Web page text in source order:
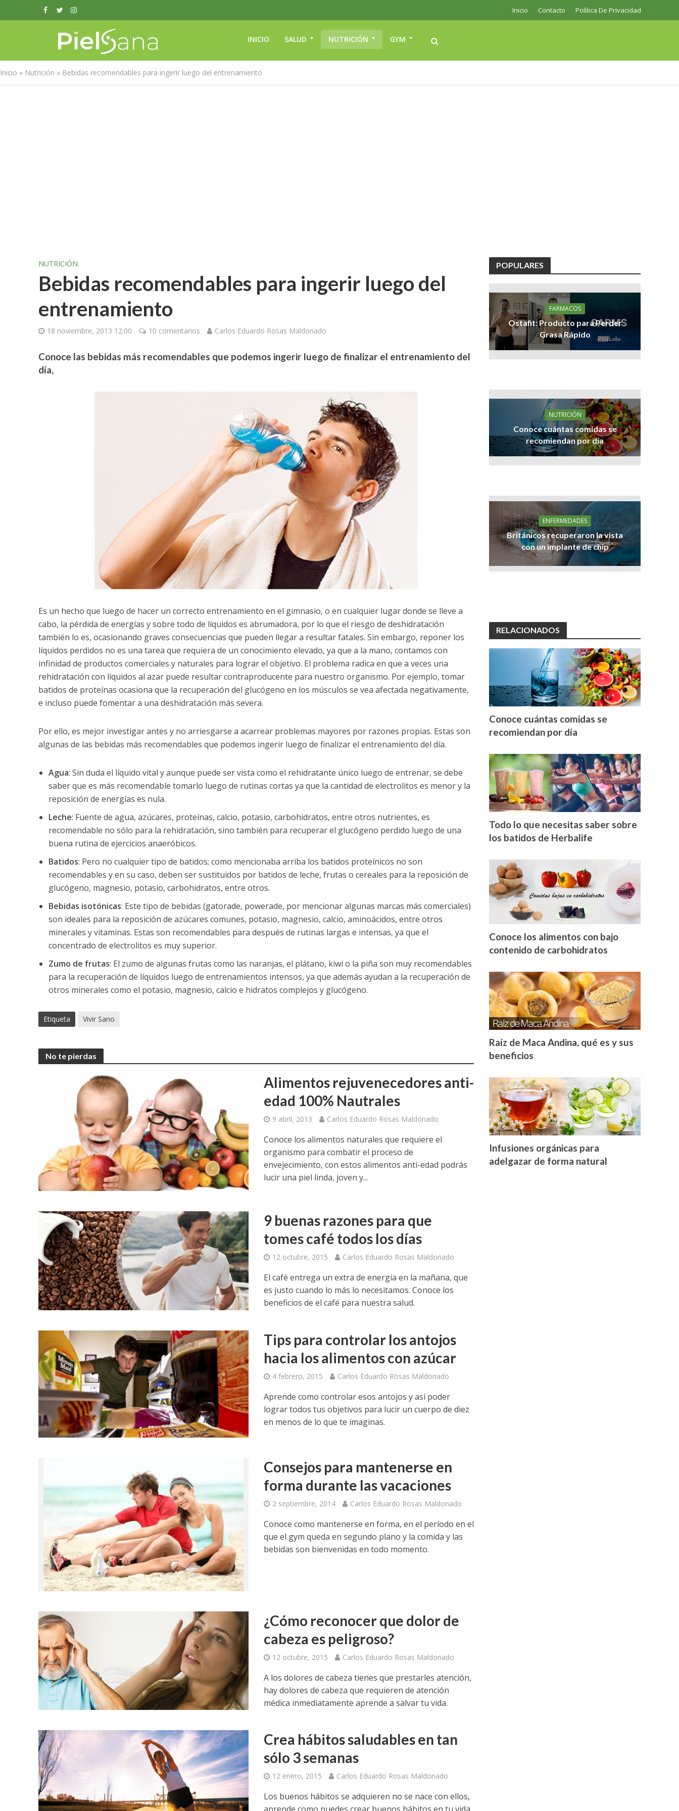
Inicio Contacto Política De Privacidad
INICIO SALUD NUTRICIÓN GYM
Inicio » Nutrición » Bebidas recomendables para ingerir luego del entrenamiento
NUTRICIÓN
Bebidas recomendables para ingerir luego del
entrenamiento
18 noviembre, 2013 12:00 10 comentarios Carlos Eduardo Rosas Maldonado
Conoce las bebidas más recomendables que podemos ingerir luego de finalizar el entrenamiento del
día,
Es un hecho que luego de hacer un correcto entrenamiento en el gimnasio, o en cualquier lugar donde se lleve a
cabo, la pérdida de energías y sobre todo de líquidos es abrumadora, por lo que el riesgo de deshidratación
también lo es, ocasionando graves consecuencias que pueden llegar a resultar fatales. Sin embargo, reponer los
líquidos perdidos no es una tarea que requiera de un conocimiento elevado, ya que a la mano, contamos con
infinidad de productos comerciales y naturales para lograr el objetivo. El problema radica en que a veces una
rehidratación con líquidos al azar puede resultar contraproducente para nuestro organismo. Por ejemplo, tomar
batidos de proteínas ocasiona que la recuperación del glucógeno en los músculos se vea afectada negativamente,
e incluso puede fomentar a una deshidratación más severa.
Por ello, es mejor investigar antes y no arriesgarse a acarrear problemas mayores por razones propias. Estas son
algunas de las bebidas más recomendables que podemos ingerir luego de finalizar el entrenamiento del día.
Agua: Sin duda el líquido vital y aunque puede ser vista como el rehidratante único luego de entrenar, se debe
saber que es más recomendable tomarlo luego de rutinas cortas ya que la cantidad de electrolitos es menor y la
reposición de energías es nula.
Leche: Fuente de agua, azúcares, proteínas, calcio, potasio, carbohidratos, entre otros nutrientes, es
recomendable no sólo para la rehidratación, sino también para recuperar el glucógeno perdido luego de una
buena rutina de ejercicios anaeróbicos.
Batidos: Pero no cualquier tipo de batidos; como mencionaba arriba los batidos proteínicos no son
recomendables y en su caso, deben ser sustituidos por batidos de leche, frutas o cereales para la reposición de
glucógeno, magnesio, potasio, carbohidratos, entre otros.
Bebidas isotónicas: Este tipo de bebidas (gatorade, powerade, por mencionar algunas marcas más comerciales)
son ideales para la reposición de azúcares comunes, potasio, magnesio, calcio, aminoácidos, entre otros
minerales y vitaminas. Estas son recomendables para después de rutinas largas e intensas, ya que el
concentrado de electrolitos es muy superior.
Zumo de frutas: El zumo de algunas frutas como las naranjas, el plátano, kiwi o la piña son muy recomendables
para la recuperación de líquidos luego de entrenamientos intensos, ya que además ayudan a la recuperación de
otros minerales como el potasio, magnesio, calcio e hidratos complejos y glucógeno.
Etiqueta Vivir Sano
No te pierdas
Alimentos rejuvenecedores anti-
edad 100% Nautrales
9 abril, 2013 Carlos Eduardo Rosas Maldonado
Conoce los alimentos naturales que requiere el
organismo para combatir el proceso de
envejecimiento, con estos alimentos anti-edad podrás
lucir una piel linda, joven y...
9 buenas razones para que
tomes café todos los días
12 octubre, 2015 Carlos Eduardo Rosas Maldonado
El café entrega un extra de energía en la mañana, que
es justo cuando lo más lo necesitamos. Conoce los
beneficios de el café para nuestra salud.
Tips para controlar los antojos
hacia los alimentos con azúcar
4 febrero, 2015 Carlos Eduardo Rosas Maldonado
Aprende como controlar esos antojos y así poder
lograr todos tus objetivos para lucir un cuerpo de diez
en menos de lo que te imaginas.
Consejos para mantenerse en
forma durante las vacaciones
2 septiembre, 2014 Carlos Eduardo Rosas Maldonado
Conoce como mantenerse en forma, en el período en el
que el gym queda en segundo plano y la comida y las
bebidas son bienvenidas en todo momento.
¿Cómo reconocer que dolor de
cabeza es peligroso?
12 octubre, 2015 Carlos Eduardo Rosas Maldonado
A los dolores de cabeza tienes que prestarles atención,
hay dolores de cabeza que requieren de atención
médica inmediatamente aprende a salvar tu vida.
Crea hábitos saludables en tan
sólo 3 semanas
12 enero, 2015 Carlos Eduardo Rosas Maldonado
Los buenos hábitos se adquieren no se nace con ellos,
POPULARES
FARMACOS
Ostafit: Producto para Perder
Grasa Rápido
NUTRICIÓN
Conoce cuántas comidas se
recomiendan por día
ENFERMEDADES
Británicos recuperaron la vista
con un implante de chip
RELACIONADOS
Conoce cuántas comidas se
recomiendan por día
Todo lo que necesitas saber sobre
los batidos de Herbalife
Conoce los alimentos con bajo
contenido de carbohidratos
Raíz de Maca Andina, qué es y sus
beneficios
Infusiones orgánicas para
adelgazar de forma natural